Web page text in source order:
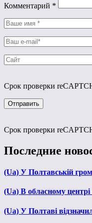
Комментарий *
Срок проверки
Срок проверки
Последние
(Ua) У Полтавській
(Ua) В обласному
(Ua) У Полтаві